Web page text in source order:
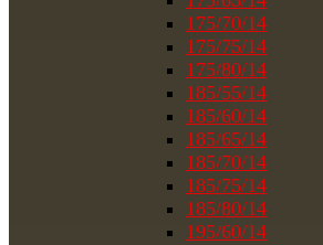
175/70/14
175/75/14
175/80/14
185/55/14
185/60/14
185/65/14
185/70/14
185/75/14
185/80/14
195/60/14